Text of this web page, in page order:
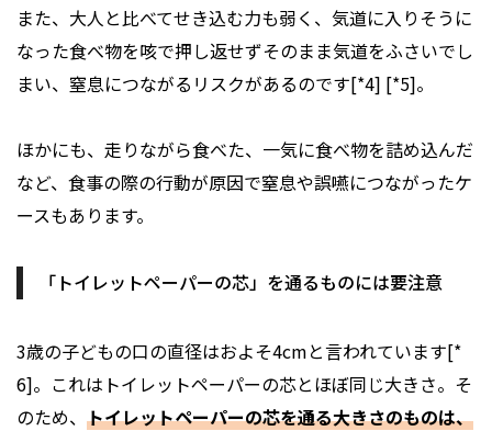
また、大人と比べてせき込む力も弱く、気道に入りそうに
なった食べ物を咳で押し返せずそのまま気道をふさいでし
まい、窒息につながるリスクがあるのです[*4] [*5]。
ほかにも、走りながら食べた、一気に食べ物を詰め込んだ
など、食事の際の行動が原因で窒息や誤嚥につながったケ
ースもあります。
「トイレットペーパーの芯」を通るものには要注意
3歳の子どもの口の直径はおよそ4cmと言われています[*
6]。これはトイレットペーパーの芯とほぼ同じ大きさ。そ
のため、 トイレットペーパーの芯を通る大きさのものは、